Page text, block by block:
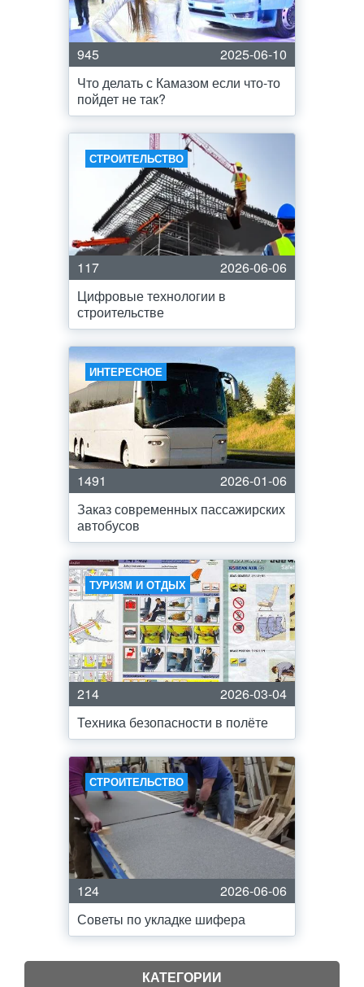
945
2025-06-10
Что делать с Камазом если что-то
пойдет не так?
СТРОИТЕЛЬСТВО
117
2026-06-06
Цифровые технологии в
строительстве
ИНТЕРЕСНОЕ
1491
2026-01-06
Заказ современных пассажирских
автобусов
ТУРИЗМ И ОТДЫХ
214
2026-03-04
Техника безопасности в полёте
СТРОИТЕЛЬСТВО
124
2026-06-06
Советы по укладке шифера
КАТЕГОРИИ